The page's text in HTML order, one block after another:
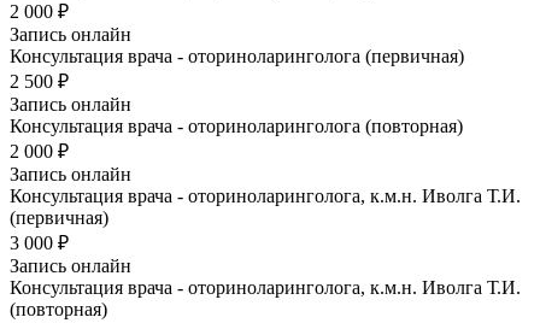
2 000 ₽
Запись онлайн
Консультация врача - оториноларинголога (первичная)
2 500 ₽
Запись онлайн
Консультация врача - оториноларинголога (повторная)
2 000 ₽
Запись онлайн
Консультация врача - оториноларинголога, к.м.н. Иволга Т.И.
(первичная)
3 000 ₽
Запись онлайн
Консультация врача - оториноларинголога, к.м.н. Иволга Т.И.
(повторная)